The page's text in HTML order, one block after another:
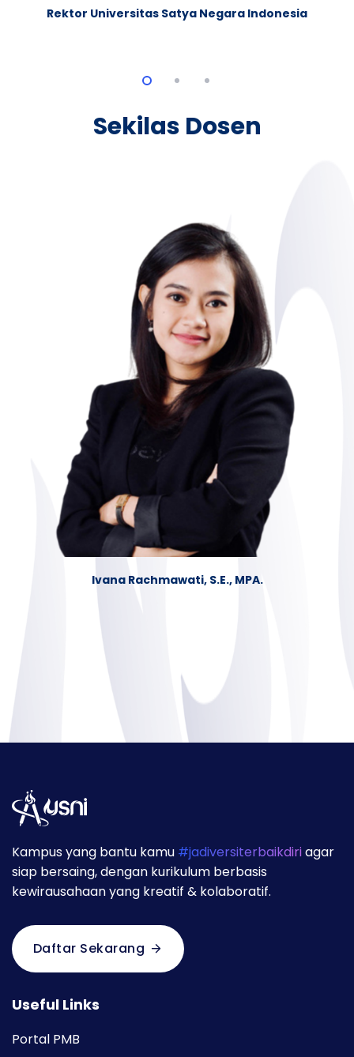
Rektor Universitas Satya Negara Indonesia
Sekilas Dosen
⁠Ivana Rachmawati, S.E., MPA.
Kampus yang bantu kamu #jadiversiterbaikdiriagar
siap bersaing, dengan kurikulum berbasis
kewirausahaan yang kreatif & kolaboratif.
Daftar Sekarang
Useful Links
Portal PMB